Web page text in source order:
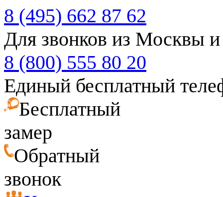
8 (495) 662 87 62
Для звонков из Москвы
8 (800) 555 80 20
Единый бесплатный
Бесплатный
замер
Обратный
звонок